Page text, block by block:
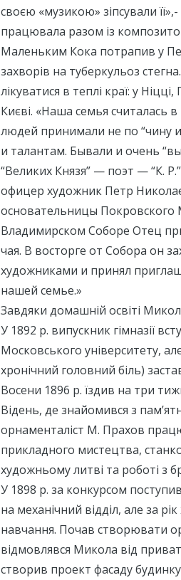
своєю «музикою» зіпсували
працювала разом із
Маленьким Кока потрапив у
захворів на туберкульоз
лікуватися в теплі краї: у
Києві. «Наша семья считалась
людей принимали не по “чину
и талантам. Бывали и очень
“Великих Князя” — поэт — “К.
офицер художник Петр
основательницы Покровского
Владимирском Соборе Отец
чая. В восторге от Собора он
художниками и принял
нашей семье.»
Завдяки домашній освіті
У 1892 р. випускник гімназії
Московського університету,
хронічний головний біль)
Восени 1896 р. їздив на три
Відень, де знайомився з
орнаменталіст М. Прахов
прикладного мистецтва,
художньому литві та роботі з
У 1898 р. за конкурсом
на механічний відділ, але за
навчання. Почав створювати
відмовлявся Микола від
створив проект фасаду